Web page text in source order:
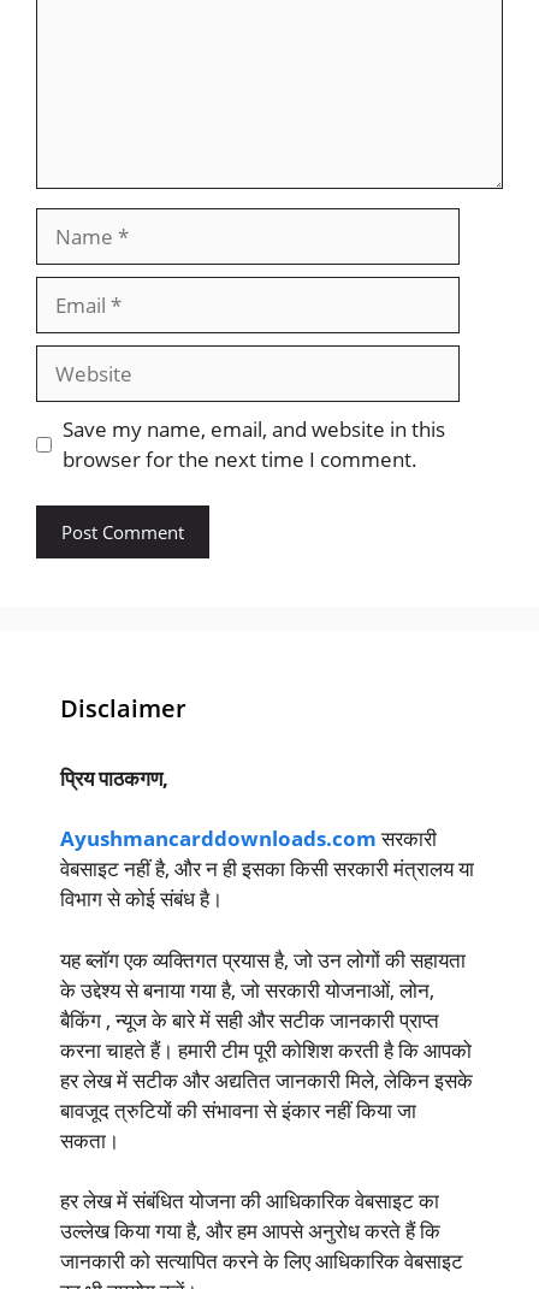
Website
Save my name, email, and website in this
browser for the next time I comment.
Disclaimer
प्रिय पाठकगण,
Ayushmancarddownloads.comसरकारी
वेबसाइट नहीं है, और न ही इसका किसी सरकारी मंत्रालय या
विभाग से कोई संबंध है।
यह ब्लॉग एक व्यक्तिगत प्रयास है, जो उन लोगों की सहायता
के उद्देश्य से बनाया गया है, जो सरकारी योजनाओं, लोन,
बैकिंग , न्यूज के बारे में सही और सटीक जानकारी प्राप्त
करना चाहते हैं। हमारी टीम पूरी कोशिश करती है कि आपको
हर लेख में सटीक और अद्यतित जानकारी मिले, लेकिन इसके
बावजूद त्रुटियों की संभावना से इंकार नहीं किया जा
सकता।
हर लेख में संबंधित योजना की आधिकारिक वेबसाइट का
उल्लेख किया गया है, और हम आपसे अनुरोध करते हैं कि
जानकारी को सत्यापित करने के लिए आधिकारिक वेबसाइट